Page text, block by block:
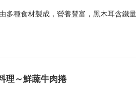
多種食材製成，營養豐富，黑木耳含鐵
理～鮮蔬牛肉捲